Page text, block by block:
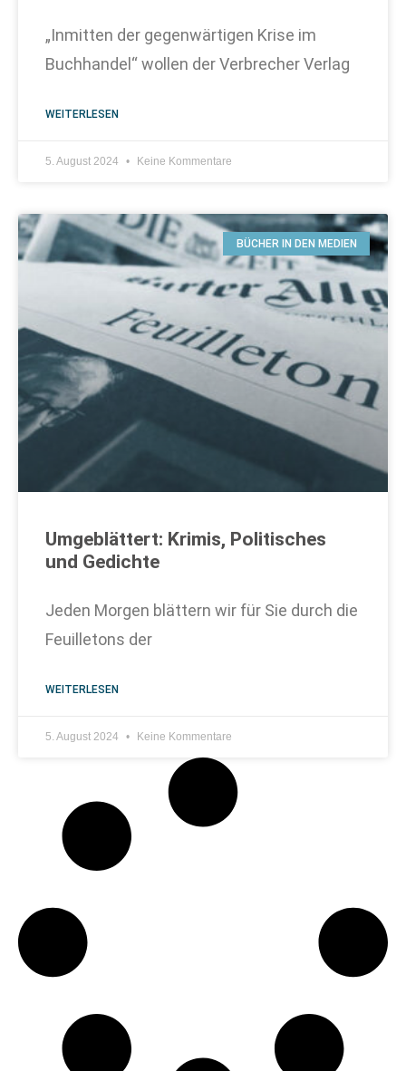
„Inmitten der gegenwärtigen Krise im
Buchhandel“ wollen der Verbrecher Verlag
WEITERLESEN
5. August 2024 Keine Kommentare
BÜCHER IN DEN MEDIEN
Umgeblättert: Krimis, Politisches
und Gedichte
Jeden Morgen blättern wir für Sie durch die
Feuilletons der
WEITERLESEN
5. August 2024 Keine Kommentare